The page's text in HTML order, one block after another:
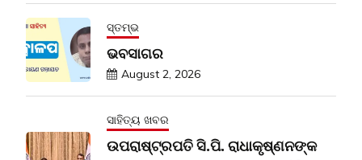
ସ୍ତମ୍ଭ
ଭବସାଗର
August 2, 2026
ସାହିତ୍ୟ ଖବର
ଉପରାଷ୍ଟ୍ରପତି ସି.ପି. ରାଧାକୃଷ୍ଣନଙ୍କ